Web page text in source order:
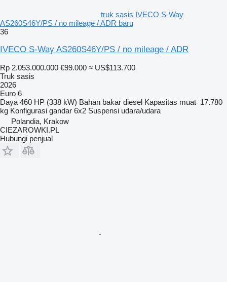
truk sasis IVECO S-Way
AS260S46Y/PS / no mileage / ADR baru
36
IVECO S-Way AS260S46Y/PS / no mileage / ADR
Rp 2.053.000.000 €99.000 ≈ US$113.700
Truk sasis
2026
Euro 6
Daya 460 HP (338 kW) Bahan bakar diesel Kapasitas muat 17.780
kg Konfigurasi gandar 6x2 Suspensi udara/udara
Polandia, Krakow
CIEZAROWKI.PL
Hubungi penjual